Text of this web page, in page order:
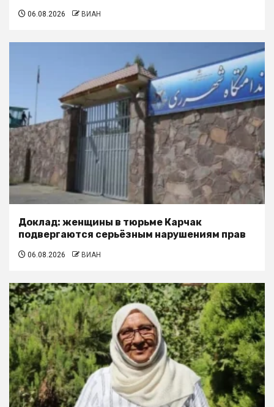
06.08.2026 ВИАН
Доклад: женщины в тюрьме Карчак
подвергаются серьёзным нарушениям прав
06.08.2026 ВИАН